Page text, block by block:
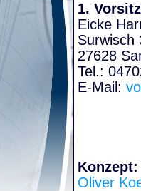
1.
Eicke
Surwisch
27628
Tel.:
E-Mail:
Konzept:
Oliver